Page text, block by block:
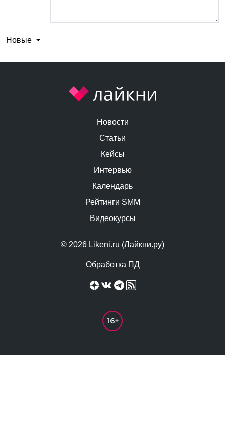
Новые
© 2026 Likeni.ru (Лайкни.ру)
Обработка ПД
Новости
Статьи
Кейсы
Интервью
Календарь
Рейтинги SMM
Видеокурсы